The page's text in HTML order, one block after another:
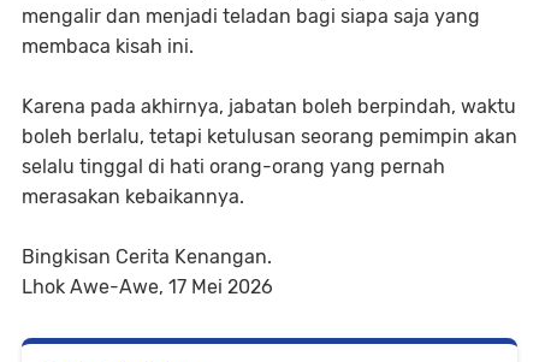
mengalir dan menjadi teladan bagi siapa saja yang
membaca kisah ini.
Karena pada akhirnya, jabatan boleh berpindah, waktu
boleh berlalu, tetapi ketulusan seorang pemimpin akan
selalu tinggal di hati orang-orang yang pernah
merasakan kebaikannya.
Bingkisan Cerita Kenangan.
Lhok Awe-Awe, 17 Mei 2026